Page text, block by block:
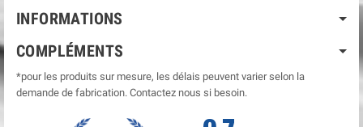
INFORMATIONS
COMPLÉMENTS
*pour les produits sur mesure, les délais peuvent varier selon la
demande de fabrication. Contactez nous si besoin.